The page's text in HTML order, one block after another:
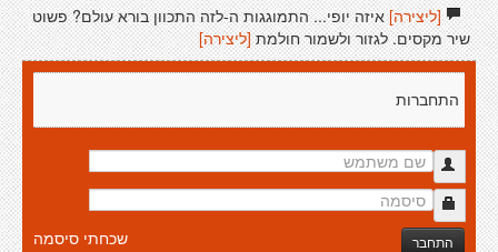
[ליצירה]איזה יופי... התמוגגות ה-לזה התכוון בורא עולם? פשוט
שיר מקסים. לגזור ולשמור חולמת [ליצירה]
התחברות
התחבר שכחתי סיסמה